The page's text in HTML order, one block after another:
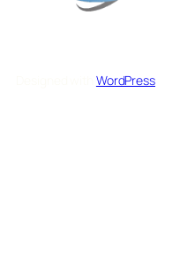
WordPress